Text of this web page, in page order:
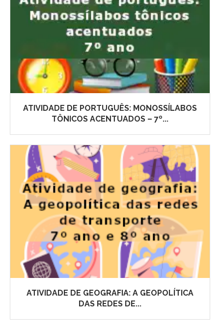
ATIVIDADE DE PORTUGUÊS: MONOSSÍLABOS
TÔNICOS ACENTUADOS – 7º...
ATIVIDADE DE GEOGRAFIA: A GEOPOLÍTICA
DAS REDES DE...